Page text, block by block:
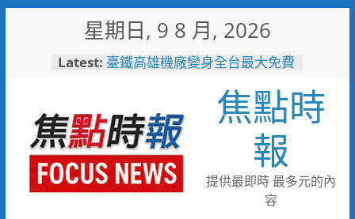
星期日, 9 8 月, 2026
Latest:
跨域整合守護全家！鳳山醫院結
合閱讀行動與健康宣導慶父親節
樂園 陳其邁:保存百年產業記
憶！
臺南社區防暴劇力拚全國 環湖
社區奪季軍、民榮社區獲佳作
岡山警民聯手暖助八旬嬤 「人
情味GPS」10分鐘找回返家路
跨國並肩彩排激盪爵士新火花
展現台中市爵士人才培育成果
焦點時
報
提供最即時 最多元的內
容